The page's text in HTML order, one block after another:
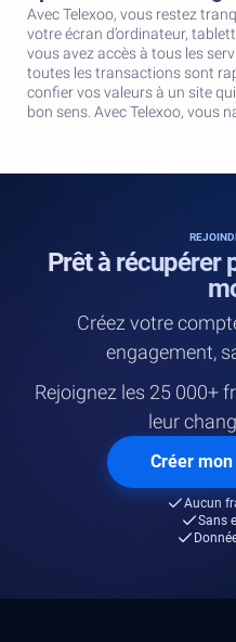
Avec Telexoo, vous restez
votre écran d’ordinateur,
vous avez accès à tous les
toutes les transactions sont
confier vos valeurs à un site
bon sens. Avec Telexoo, vous
Prêt à récupérer
Créez votre
engagement,
Rejoignez les 25 000+
leur
Créer
Aucun
Sans